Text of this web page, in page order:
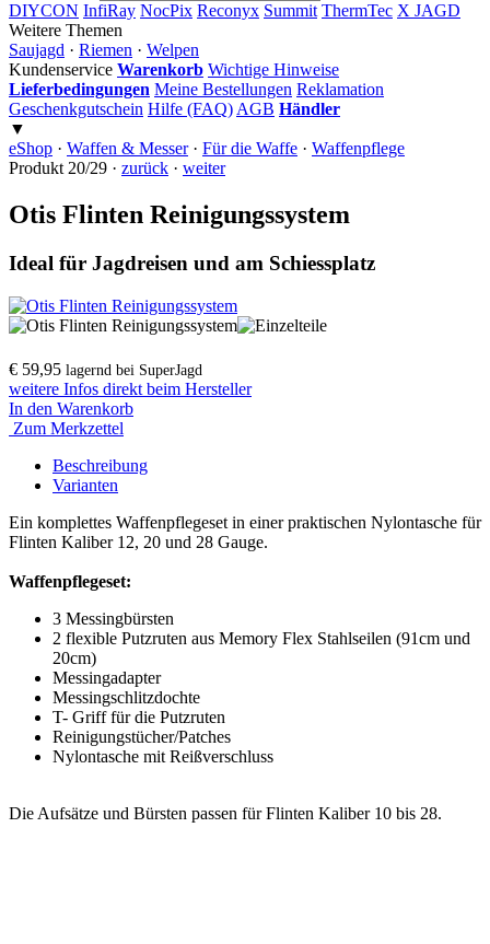
DIYCON InfiRay NocPix Reconyx Summit ThermTec X JAGD
Weitere Themen
Saujagd · Riemen · Welpen
Kundenservice Warenkorb Wichtige Hinweise
Lieferbedingungen Meine Bestellungen Reklamation
Geschenkgutschein Hilfe (FAQ) AGB Händler
▼
eShop · Waffen & Messer· Für die Waffe · Waffenpflege
Produkt 20/29 · zurück · weiter
Otis Flinten Reinigungssystem
Ideal für Jagdreisen und am Schiessplatz
€ 59,95 lagernd bei SuperJagd
weitere Infos direkt beim Hersteller
In den Warenkorb
Zum Merkzettel
Beschreibung
Varianten
Ein komplettes Waffenpflegeset in einer praktischen Nylontasche für
Flinten Kaliber 12, 20 und 28 Gauge.
Waffenpflegeset:
3 Messingbürsten
2 flexible Putzruten aus Memory Flex Stahlseilen (91cm und
20cm)
Messingadapter
Messingschlitzdochte
T- Griff für die Putzruten
Reinigungstücher/Patches
Nylontasche mit Reißverschluss
Die Aufsätze und Bürsten passen für Flinten Kaliber 10 bis 28.